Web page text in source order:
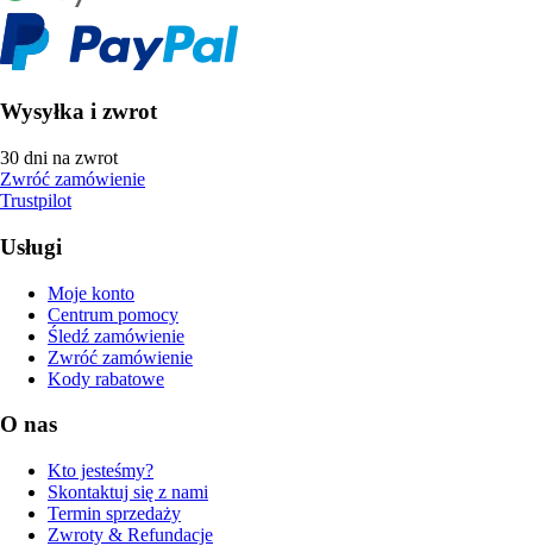
Wysyłka i zwrot
30 dni na zwrot
Zwróć zamówienie
Trustpilot
Usługi
Moje konto
Centrum pomocy
Śledź zamówienie
Zwróć zamówienie
Kody rabatowe
O nas
Kto jesteśmy?
Skontaktuj się z nami
Termin sprzedaży
Zwroty & Refundacje